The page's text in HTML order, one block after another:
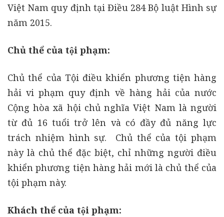
Việt Nam quy định tại Điều 284 Bộ luật Hình sự
năm 2015.
Chủ thể của tội phạm:
Chủ thể của Tội điều khiển phương tiện hàng
hải vi phạm quy định về hàng hải của nước
Cộng hòa xã hội chủ nghĩa Việt Nam là người
từ đủ 16 tuổi trở lên và có đầy đủ năng lực
trách nhiệm hình sự. Chủ thể của tội phạm
này là chủ thể đặc biệt, chỉ những người điều
khiển phương tiện hàng hải mới là chủ thể của
tội phạm này.
Khách thể của tội phạm: